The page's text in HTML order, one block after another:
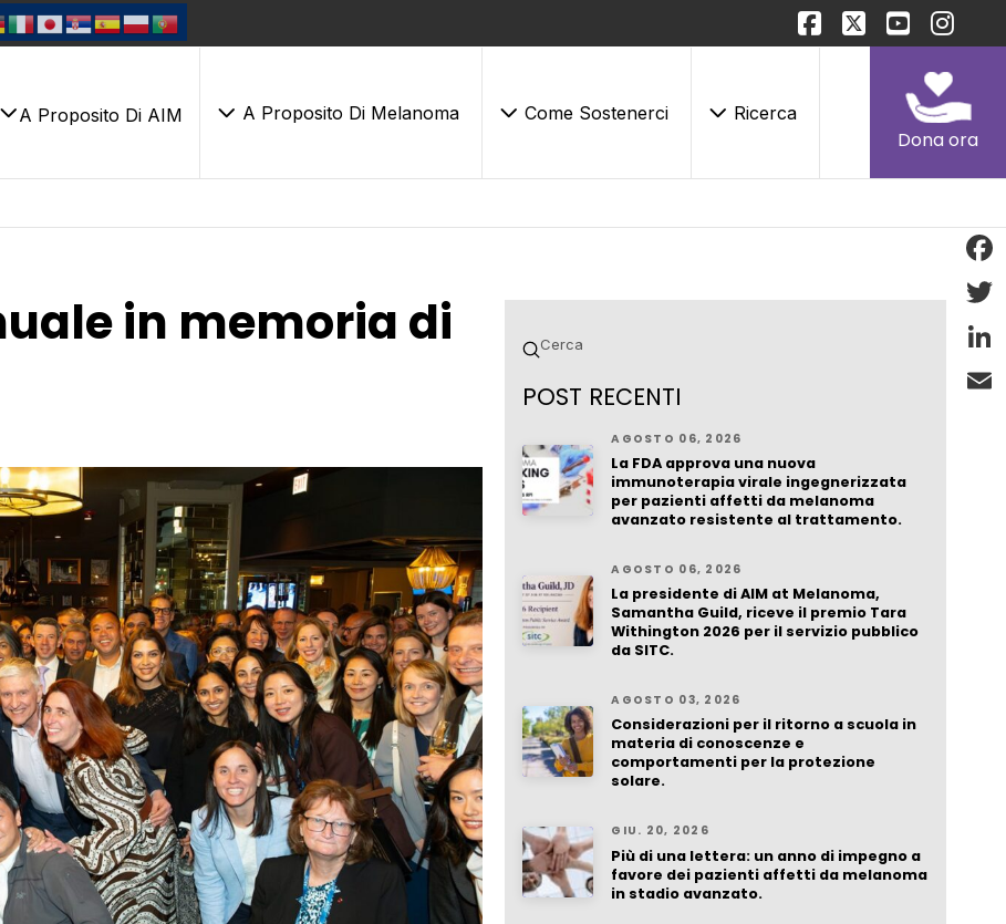
A Proposito Di AIM A Proposito Di Melanoma Come Sostenerci Ricerca
Dona ora
in memoria di
Cerca
Invio
POST RECENTI
AGOSTO 06, 2026
La FDA approva una nuova
immunoterapia virale ingegnerizzata
per pazienti affetti da melanoma
avanzato resistente al trattamento.
AGOSTO 06, 2026
La presidente di AIM at Melanoma,
Samantha Guild, riceve il premio Tara
Withington 2026 per il servizio pubblico
da SITC.
AGOSTO 03, 2026
Considerazioni per il ritorno a scuola in
materia di conoscenze e
comportamenti per la protezione
solare.
GIU. 20, 2026
Più di una lettera: un anno di impegno a
favore dei pazienti affetti da melanoma
in stadio avanzato.